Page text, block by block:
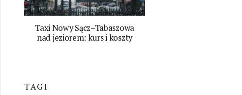
Taxi Nowy Sącz–Tabaszowa
nad jeziorem: kurs i koszty
TAGI